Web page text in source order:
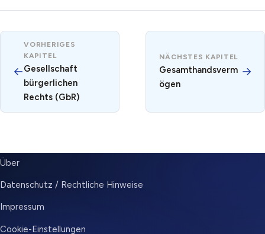
←
VORHERIGES
KAPITEL
Gesellschaft
bürgerlichen
Rechts (GbR)
NÄCHSTES KAPITEL
Gesamthandsverm
ögen
→
SUBMENU
Über
Datenschutz / Rechtliche Hinweise
Impressum
Cookie-Einstellungen